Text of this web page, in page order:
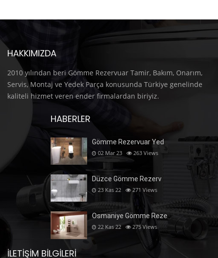
HAKKIMIZDA
2010 yılından beri Gömme Rezervuar Tamir, Bakım, Onarım,
Servis, Montaj ve Yedek Parça konusunda Türkiye genelinde
kaliteli hizmet veren ender firmalardan biriyiz.
HABERLER
Gömme Rezervuar Yed
02 Mar 23 263 Views
Düzce Gömme Rezerv
23 Kas 22 271 Views
Osmaniye Gömme Reze
22 Kas 22 275 Views
İLETIŞIM BILGILERI